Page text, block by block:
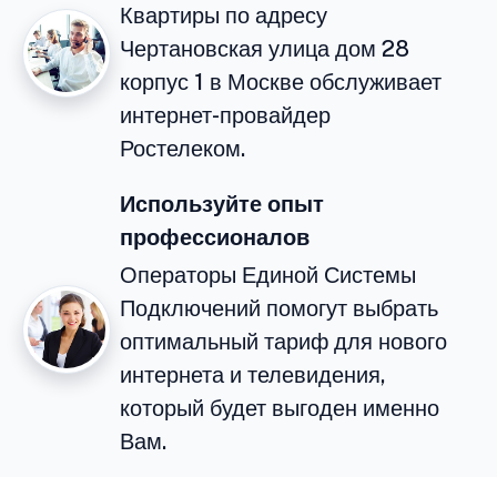
Квартиры по адресу
Чертановская улица дом 28
корпус 1 в Москве обслуживает
интернет-провайдер
Ростелеком.
Используйте опыт
профессионалов
Операторы Единой Системы
Подключений помогут выбрать
оптимальный тариф для нового
интернета и телевидения,
который будет выгоден именно
Вам.